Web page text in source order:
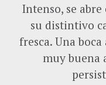
Intenso, se
su distintivo
fresca. Una
muy buena